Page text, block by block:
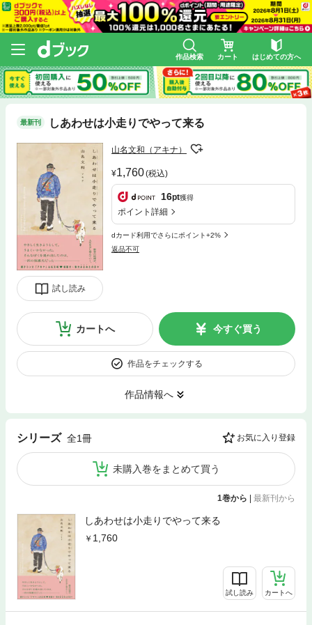
作品検索 カート はじめての方へ
最新刊 しあわせは小走りでやって来る
試し読み
山名文和（アキナ）
1,760(税込)
16pt獲得
ポイント詳細
dカード利用でさらにポイント+2%
返品不可
カートへ 今すぐ買う
作品をチェックする
作品情報へ
シリーズ 全1冊 お気に入り登録
未購入巻をまとめて買う
1巻から | 最新刊から
しあわせは小走りでやって来る
1,760
試し読み カートへ